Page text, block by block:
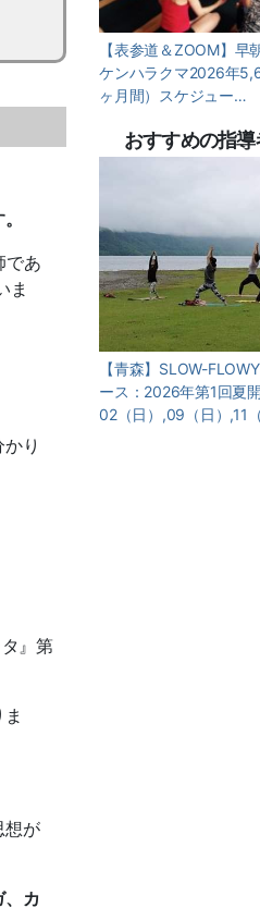
であ
ま
り
』第
想が
カ
【表参道＆ZOOM】早
ケンハラクマ2026年
ヶ月間）スケジュー…
おすすめの指
【青森】SLOW-
ース：2026年第1回夏
02（日）,09（日）,11